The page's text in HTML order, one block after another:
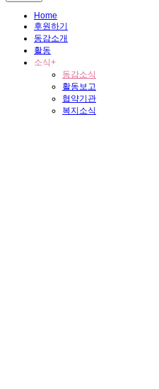
Home
후원하기
동감소개
활동
소식+
동감소식
활동보고
협약기관
복지소식